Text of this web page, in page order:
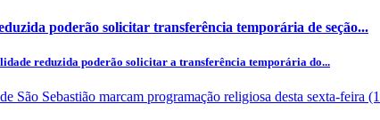
poderão solicitar transferência temporária de seção...
reduzida poderão solicitar a transferência temporária do...